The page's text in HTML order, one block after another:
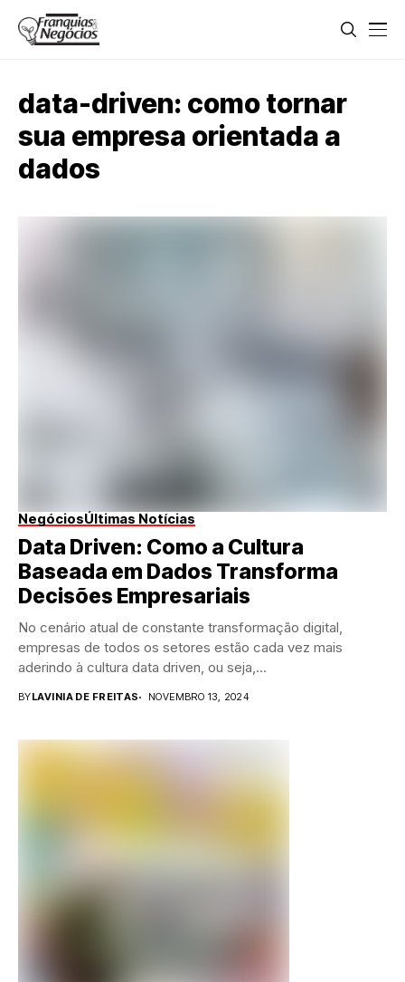
data-driven: como tornar
sua empresa orientada a
dados
NegóciosÚltimas Notícias
Data Driven: Como a Cultura
Baseada em Dados Transforma
Decisões Empresariais
No cenário atual de constante transformação digital,
empresas de todos os setores estão cada vez mais
aderindo à cultura data driven, ou seja,...
BYLAVINIA DE FREITAS NOVEMBRO 13, 2024